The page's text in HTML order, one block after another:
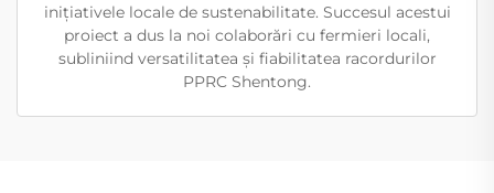
inițiativele locale de sustenabilitate. Succesul acestui
proiect a dus la noi colaborări cu fermieri locali,
subliniind versatilitatea și fiabilitatea racordurilor
PPRC Shentong.